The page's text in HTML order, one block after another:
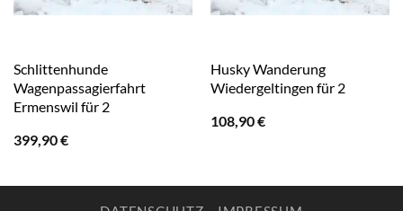
Schlittenhunde
Wagenpassagierfahrt
Ermenswil für 2
399,90€
Husky Wanderung
Wiedergeltingen für 2
108,90€